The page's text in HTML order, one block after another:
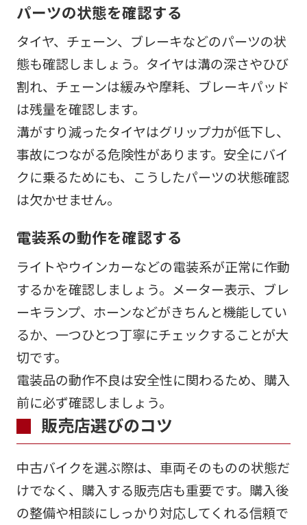
パーツの状態を確認する
タイヤ、チェーン、ブレーキなどのパーツの状
態も確認しましょう。タイヤは溝の深さやひび
割れ、チェーンは緩みや摩耗、ブレーキパッド
は残量を確認します。
溝がすり減ったタイヤはグリップ力が低下し、
事故につながる危険性があります。安全にバイ
クに乗るためにも、こうしたパーツの状態確認
は欠かせません。
電装系の動作を確認する
ライトやウインカーなどの電装系が正常に作動
するかを確認しましょう。メーター表示、ブレ
ーキランプ、ホーンなどがきちんと機能してい
るか、一つひとつ丁寧にチェックすることが大
切です。
電装品の動作不良は安全性に関わるため、購入
前に必ず確認しましょう。
販売店選びのコツ
中古バイクを選ぶ際は、車両そのものの状態だ
けでなく、購入する販売店も重要です。購入後
の整備や相談にしっかり対応してくれる信頼で